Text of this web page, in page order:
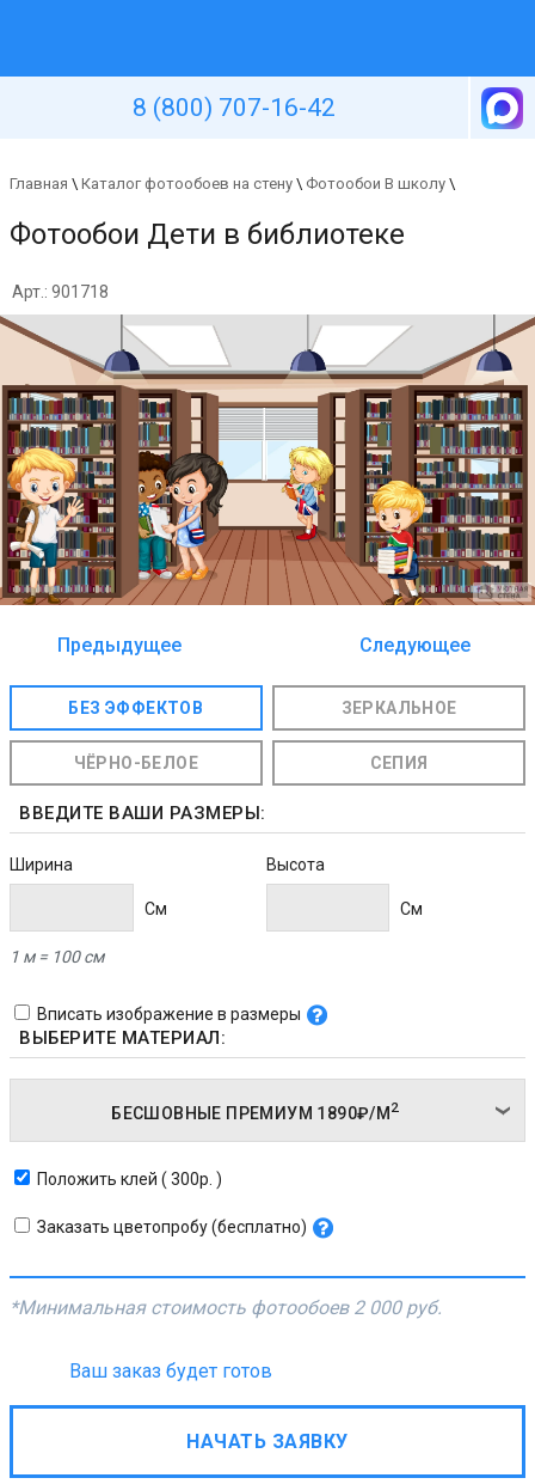
8 (800) 707-16-42
Главная \ Каталог фотообоев на стену \ Фотообои В школу \
Фотообои Дети в библиотеке
Арт.: 901718
Предыдущее
Следующее
БЕЗ ЭФФЕКТОВ ЗЕРКАЛЬНОЕ
ЧЁРНО-БЕЛОЕ СЕПИЯ
ВВЕДИТЕ ВАШИ РАЗМЕРЫ:
Ширина
Cм
Высота
Cм
1 м = 100 см
Вписать изображение в размеры
ВЫБЕРИТЕ МАТЕРИАЛ:
БЕСШОВНЫЕ ПРЕМИУМ 1890₽/М 2
Положить клей ( 300р. )
Заказать цветопробу (бесплатно)
*Минимальная стоимость фотообоев 2 000 руб.
Ваш заказ будет готов
НАЧАТЬ ЗАЯВКУ